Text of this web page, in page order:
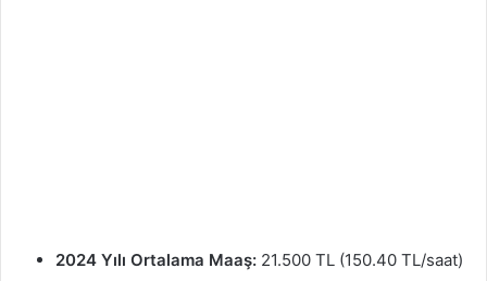
2024 Yılı Ortalama Maaş: 21.500 TL (150.40 TL/saat)